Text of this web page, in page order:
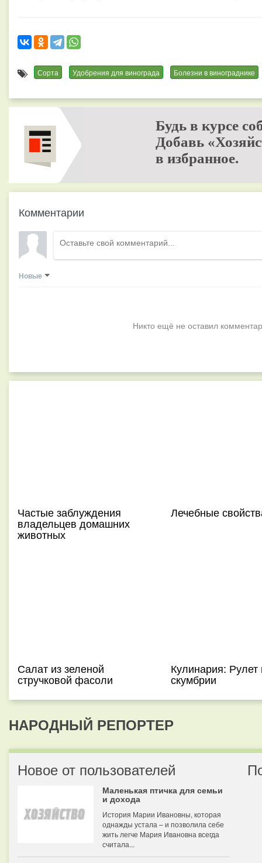
Сорта Удобрения для винограда Болезни в винограднике
Будь в курсе
Добавь
в избранное.
Комментарии
Новые
Никто ещё не оставил
Частые заблуждения
владельцев домашних
животных
Лечебные
Салат из зеленой
стручковой фасоли
Кулинария: Рулет
скумбрии
НАРОДНЫЙ РЕПОРТЕР
Новое от пользователей
Маленькая птичка для семьи
и дохода
История Марии Ивановны, которая
однажды устала – и позволила себе
жить легче Мария Ивановна всегда
считала...